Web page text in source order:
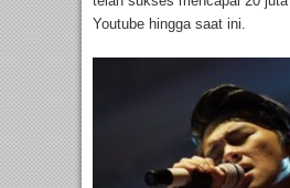
Youtube hingga saat ini.